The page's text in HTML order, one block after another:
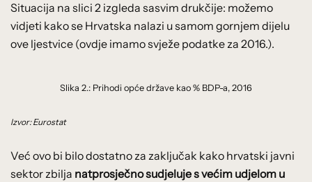
Situacija na slici 2 izgleda sasvim drukčije: možemo
vidjeti kako se Hrvatska nalazi u samom gornjem dijelu
ove ljestvice (ovdje imamo svježe podatke za 2016.).
Slika 2.: Prihodi opće države kao % BDP-a, 2016
Izvor: Eurostat
Već ovo bi bilo dostatno za zaključak kako hrvatski javni
sektor zbilja natprosječno sudjeluje s većim udjelom u